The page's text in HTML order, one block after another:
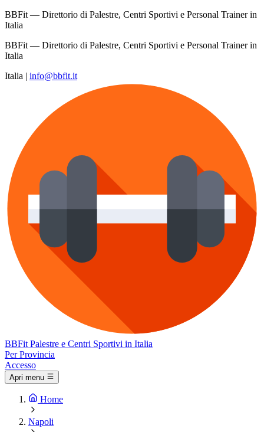
BBFit — Direttorio di Palestre, Centri Sportivi e Personal Trainer in
Italia
BBFit — Direttorio di Palestre, Centri Sportivi e Personal Trainer in
Italia
Italia | info@bbfit.it
BBFit Palestre e Centri Sportivi in Italia
Per Provincia
Accesso
Apri menu
Home
Napoli